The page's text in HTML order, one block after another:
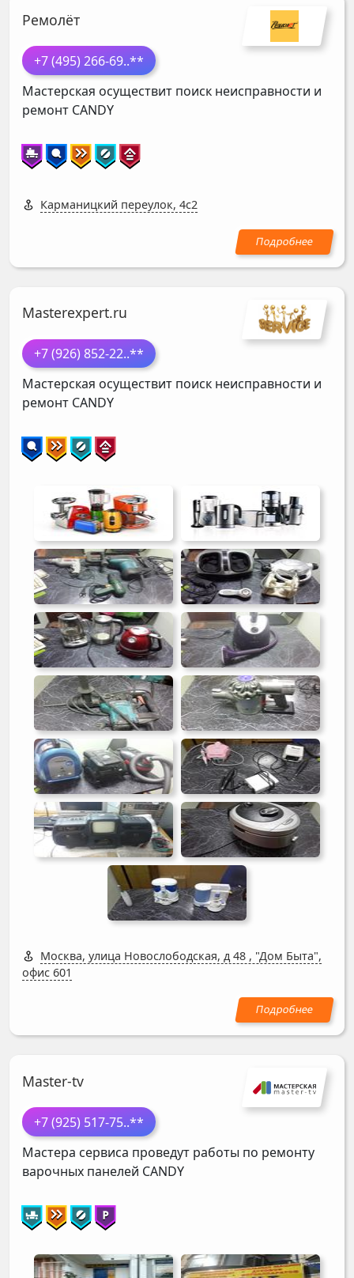
Ремолёт
+7 (495) 266-69..**
Мастерская осуществит поиск неисправности и
ремонт CANDY
Карманицкий переулок, 4с2
Masterexpert.ru
+7 (926) 852-22..**
Мастерская осуществит поиск неисправности и
ремонт CANDY
Москва, улица Новослободская, д 48 , "Дом Быта",
офис 601
Master-tv
+7 (925) 517-75..**
Мастера сервиса проведут работы по ремонту
варочных панелей CANDY